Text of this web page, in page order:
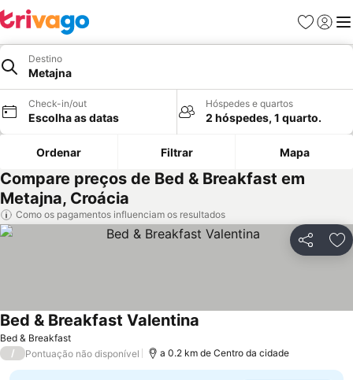
Favoritos
Iniciar
Destino
Metajna
Check-in/out
Escolha as datas
Hóspedes e quartos
2 hóspedes, 1 quarto.
Ordenar Filtrar Mapa
Compare preços de Bed & Breakfast em
Metajna, Croácia
Como os pagamentos influenciam os resultados
Partilhar
Bed & Breakfast
Bed & Breakfast Valentina
/ Pontuação não disponível a 0.2 km de Centro da cidade